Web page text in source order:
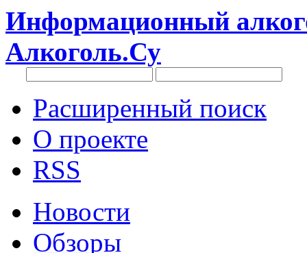
Информационный
Алкоголь.Су
Расширенный поиск
О проекте
RSS
Новости
Обзоры